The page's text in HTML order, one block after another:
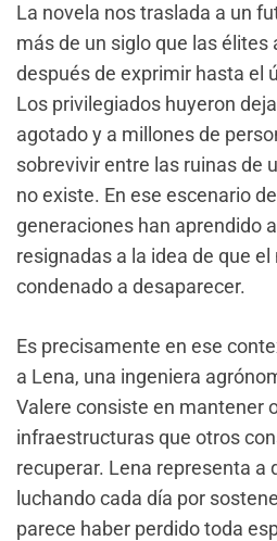
La novela nos traslada a un
más de un siglo que las élites
después de exprimir hasta el
Los privilegiados huyeron
agotado y a millones de
sobrevivir entre las ruinas de
no existe. En ese escenario
generaciones han aprendido
resignadas a la idea de que
condenado a desaparecer.
Es precisamente en ese
a Lena, una ingeniera
Valere consiste en mantener
infraestructuras que otros
recuperar. Lena representa a
luchando cada día por
parece haber perdido toda